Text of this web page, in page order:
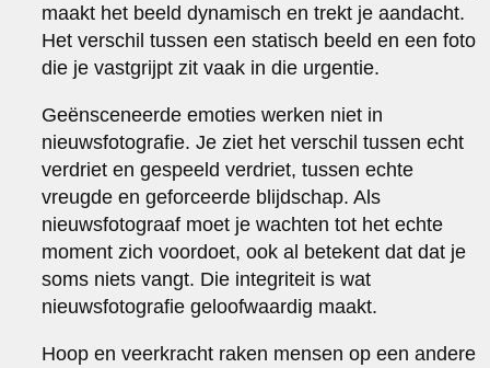
maakt het beeld dynamisch en trekt je aandacht.
Het verschil tussen een statisch beeld en een foto
die je vastgrijpt zit vaak in die urgentie.
Geënsceneerde emoties werken niet in
nieuwsfotografie. Je ziet het verschil tussen echt
verdriet en gespeeld verdriet, tussen echte
vreugde en geforceerde blijdschap. Als
nieuwsfotograaf moet je wachten tot het echte
moment zich voordoet, ook al betekent dat dat je
soms niets vangt. Die integriteit is wat
nieuwsfotografie geloofwaardig maakt.
Hoop en veerkracht raken mensen op een andere